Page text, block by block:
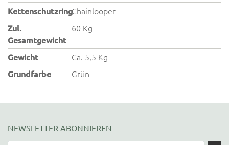
KettenschutzringChainlooper
Zul.
Gesamtgewicht
60 Kg
Gewicht
Ca. 5,5 Kg
Grundfarbe
Grün
NEWSLETTER ABONNIEREN